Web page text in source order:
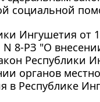
социальной
Ингушетия от
N 8-РЗ "О
Республики
органов
в Республике